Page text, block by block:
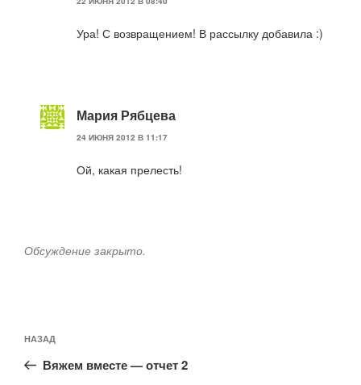
Ура! С возвращением! В рассылку добавила :)
Мария Рябцева
24 ИЮНЯ 2012 В 11:17
Ой, какая прелесть!
Обсуждение закрыто.
по
записям
Предыдущая
запись:
НАЗАД
Вяжем вместе — отчет 2